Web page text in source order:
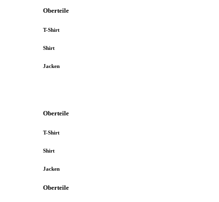
Oberteile
T-Shirt
Shirt
Jacken
Oberteile
T-Shirt
Shirt
Jacken
Oberteile